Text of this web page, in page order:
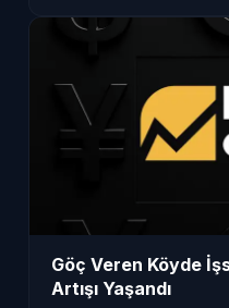
Göç Veren Köyde
Artışı Yaşandı